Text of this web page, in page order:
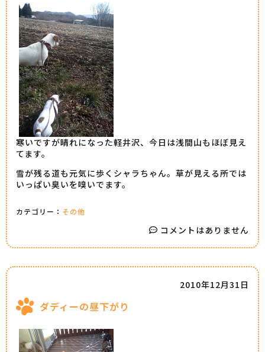
寒いですが晴れになった軽井沢、今日は浅間山もほぼ見え
てます。
雪が残る道も元気に歩くシャラちゃん。草が見える所では
いっぱい臭いを嗅いでます。
カテゴリー： その他
コメントはありません
ダディーの昼下がり
2010年12月31日